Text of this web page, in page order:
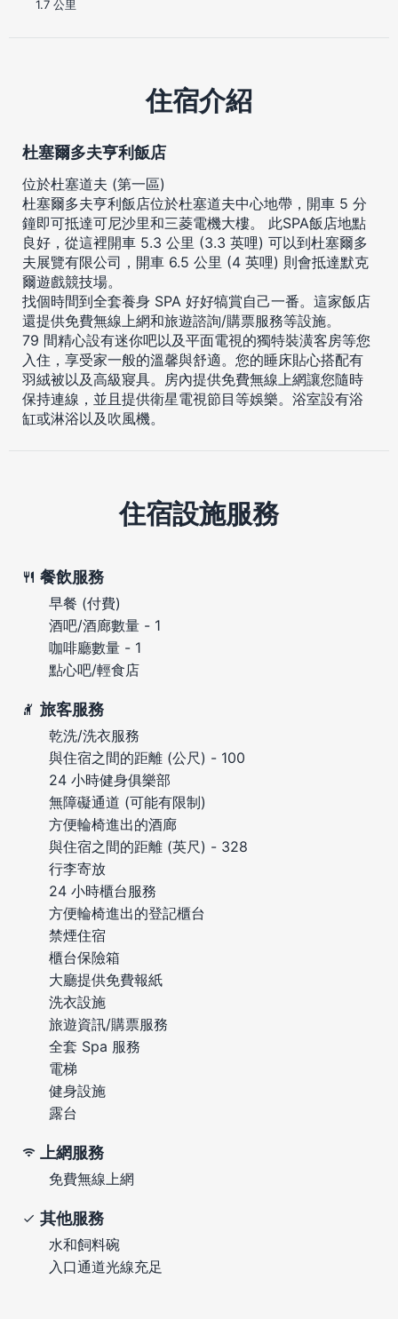
1.7 公里
住宿介紹
杜塞爾多夫亨利飯店
位於杜塞道夫 (第一區)
杜塞爾多夫亨利飯店位於杜塞道夫中心地帶，開車 5 分
鐘即可抵達可尼沙里和三菱電機大樓。 此SPA飯店地點
良好，從這裡開車 5.3 公里 (3.3 英哩) 可以到杜塞爾多
夫展覽有限公司，開車 6.5 公里 (4 英哩) 則會抵達默克
爾遊戲競技場。
找個時間到全套養身 SPA 好好犒賞自己一番。這家飯店
還提供免費無線上網和旅遊諮詢/購票服務等設施。
79 間精心設有迷你吧以及平面電視的獨特裝潢客房等您
入住，享受家一般的溫馨與舒適。您的睡床貼心搭配有
羽絨被以及高級寢具。房內提供免費無線上網讓您隨時
保持連線，並且提供衛星電視節目等娛樂。浴室設有浴
缸或淋浴以及吹風機。
住宿設施服務
餐飲服務
早餐 (付費)
酒吧/酒廊數量 - 1
咖啡廳數量 - 1
點心吧/輕食店
旅客服務
乾洗/洗衣服務
與住宿之間的距離 (公尺) - 100
24 小時健身俱樂部
無障礙通道 (可能有限制)
方便輪椅進出的酒廊
與住宿之間的距離 (英尺) - 328
行李寄放
24 小時櫃台服務
方便輪椅進出的登記櫃台
禁煙住宿
櫃台保險箱
大廳提供免費報紙
洗衣設施
旅遊資訊/購票服務
全套 Spa 服務
電梯
健身設施
露台
上網服務
免費無線上網
其他服務
水和飼料碗
入口通道光線充足